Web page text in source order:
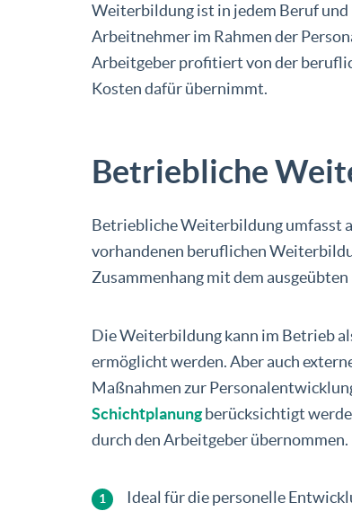
Weiterbildung ist in jedem Beruf
Arbeitnehmer im Rahmen der
Arbeitgeber profitiert von der
Kosten dafür übernimmt.
Betriebliche
Betriebliche Weiterbildung umfasst
vorhandenen beruflichen
Zusammenhang mit dem
Die Weiterbildung kann im Betrieb
ermöglicht werden. Aber auch
Maßnahmen zur
Schichtplanungberücksichtigt
durch den Arbeitgeber übernommen.
Ideal für die personelle